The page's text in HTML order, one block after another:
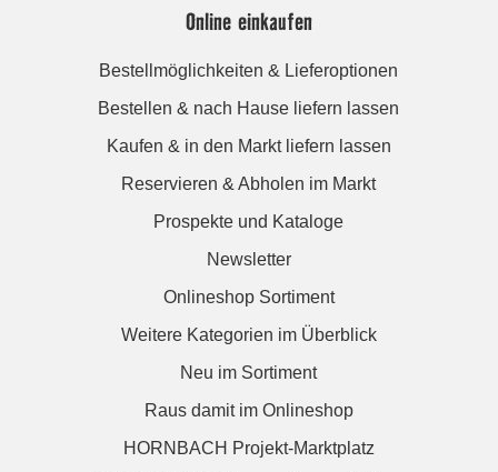
Online einkaufen
Bestellmöglichkeiten & Lieferoptionen
Bestellen & nach Hause liefern lassen
Kaufen & in den Markt liefern lassen
Reservieren & Abholen im Markt
Prospekte und Kataloge
Newsletter
Onlineshop Sortiment
Weitere Kategorien im Überblick
Neu im Sortiment
Raus damit im Onlineshop
HORNBACH Projekt-Marktplatz